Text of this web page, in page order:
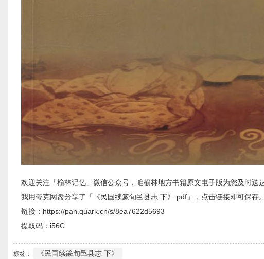
欢迎关注「榆林记忆」微信公众号，咱榆林地方书籍原文电子版为您及时送
我用夸克网盘分享了「《民国续篆旬邑县志 下》.pdf」，点击链接即可保存
链接：https://pan.quark.cn/s/8ea7622d5693
提取码：i56C
标签： 《民国续篆旬邑县志 下》